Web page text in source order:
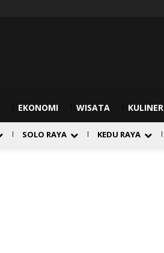
EKONOMI WISATA KULINER
SOLO RAYA KEDU RAYA